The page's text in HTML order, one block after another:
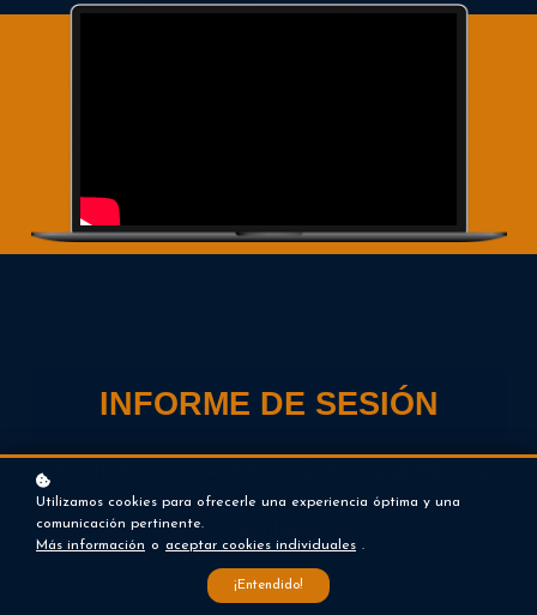
INFORME DE SESIÓN
Claudia Herrero — Selección Nacional Rítmica
Utilizamos cookies para ofrecerle una experiencia óptima y una
comunicación pertinente.
Más información o aceptar cookies individuales .
¡Entendido!